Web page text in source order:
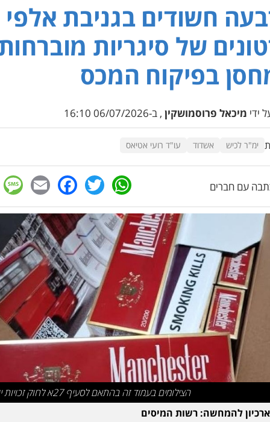
חשודים בגניבת אלפי
של סיגריות
בפיקוח המכס
ידי מיכאל פרוסמושקין , ב-06/07/2026 16:10
ימ"ר לכיש אשדוד עו"ד רועי אטיאס
עם חברים WhatsApp
Twitter
הצילומים בעמוד זה בהתאם לסעיף 27א לחוק זכויות יוצרים
להמחשה: רשות המיסים